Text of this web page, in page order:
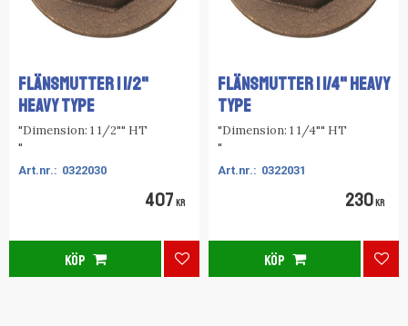
FLÄNSMUTTER 1 1/2"
HEAVY TYPE
"Dimension: 1 1/2"" HT
"
0322030
407 KR
Lägg till i favoriter
KÖP
FLÄNSMUTTER 1 1/4" HEAVY
TYPE
"Dimension: 1 1/4"" HT
"
0322031
230KR
KÖP